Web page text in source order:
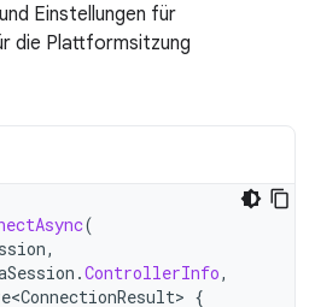
Einstellungen für
die Plattformsitzung
(
,
.ControllerInfo,
{